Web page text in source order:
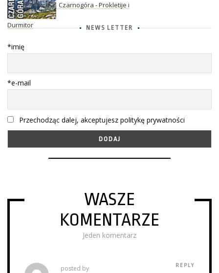
Czarnogóra - Prokletije i
Durmitor NEWS LETTER
*imię
*e-mail
Przechodząc dalej, akceptujesz politykę prywatności
WASZE
KOMENTARZE
Jeden komentarz
posted by REPLY